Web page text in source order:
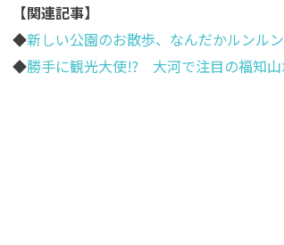
【関連記事】
◆新しい公園のお散歩、なんだかルンル
◆勝手に観光大使!? 大河で注目の福知